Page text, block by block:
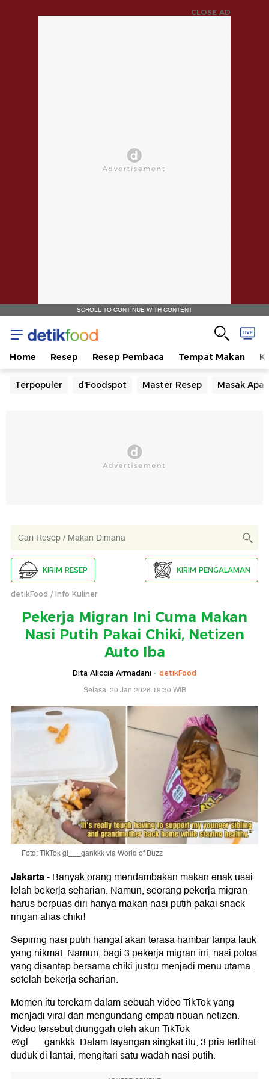
CLOSE AD
SCROLL TO CONTINUE WITH CONTENT
Home Resep Resep Pembaca Tempat Makan
Terpopuler d'Foodspot Master Resep Masak Apa
KIRIM RESEP KIRIM PENGALAMAN
detikFood Info Kuliner
Pekerja Migran Ini Cuma Makan
Nasi Putih Pakai Chiki, Netizen
Auto Iba
Dita Aliccia Armadani - detikFood
Selasa, 20 Jan 2026 19:30 WIB
Foto: TikTok gl___gankkk via World of Buzz
Jakarta-Banyak orang mendambakan makan enak usai
lelah bekerja seharian. Namun, seorang pekerja migran
harus berpuas diri hanya makan nasi putih pakai snack
ringan alias chiki!
Sepiring nasi putih hangat akan terasa hambar tanpa lauk
yang nikmat. Namun, bagi 3 pekerja migran ini, nasi polos
yang disantap bersama chiki justru menjadi menu utama
setelah bekerja seharian.
Momen itu terekam dalam sebuah video TikTok yang
menjadi viral dan mengundang empati ribuan netizen.
Video tersebut diunggah oleh akun TikTok
@gl___gankkk. Dalam tayangan singkat itu, 3 pria terlihat
duduk di lantai, mengitari satu wadah nasi putih.